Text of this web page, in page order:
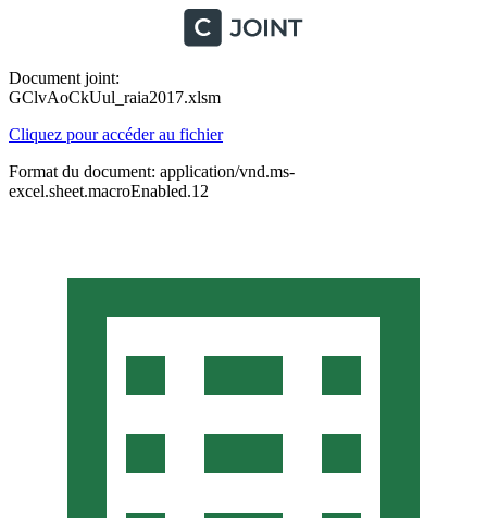
Document joint:
GClvAoCkUul_raia2017.xlsm
Cliquez pour accéder au fichier
Format du document: application/vnd.ms-
excel.sheet.macroEnabled.12